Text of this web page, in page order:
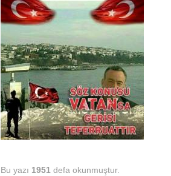
Bu yazı 1951 defa okunmuştur.